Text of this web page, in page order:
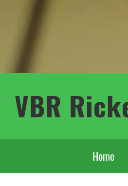
VBR
Home